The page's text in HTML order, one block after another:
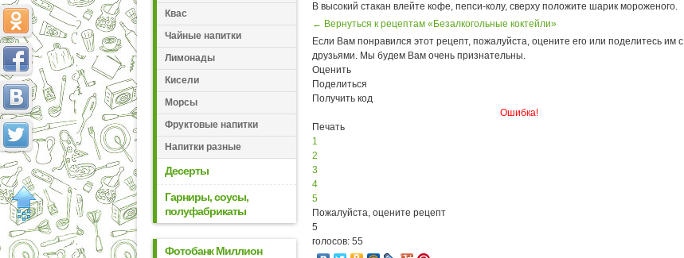
Квас
Чайные напитки
Лимонады
Кисели
Морсы
Фруктовые напитки
Напитки разные
Десерты
Гарниры, соусы,
полуфабрикаты
Фотобанк Миллион
В высокий стакан влейте кофе, пепси-колу, сверху положите шарик мороженого.
← Вернуться к рецептам «Безалкогольные коктейли»
Если Вам понравился этот рецепт, пожалуйста, оцените его или поделитесь им с
друзьями. Мы будем Вам очень признательны.
Оценить
Поделиться
Получить код
Ошибка!
Печать
1
2
3
4
5
Пожалуйста, оцените рецепт
5
голосов: 55